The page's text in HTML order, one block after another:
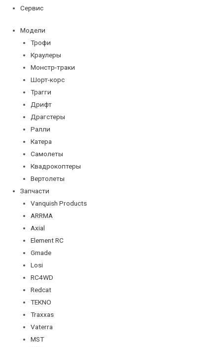
Сервис
Модели
Трофи
Краулеры
Монстр-траки
Шорт-корс
Трагги
Дрифт
Драгстеры
Ралли
Катера
Самолеты
Квадрокоптеры
Вертолеты
Запчасти
Vanquish Products
ARRMA
Axial
Element RC
Gmade
Losi
RC4WD
Redcat
TEKNO
Traxxas
Vaterra
MST